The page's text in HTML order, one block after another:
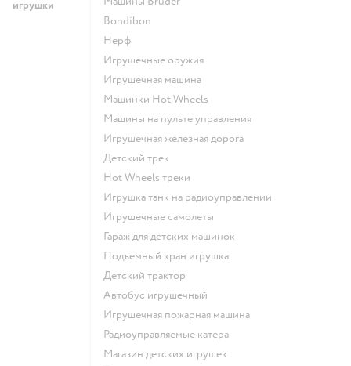
игрушки
Bondibon
Нерф
Игрушечные оружия
Игрушечная машина
Машинки Hot Wheels
Машины на пульте управления
Игрушечная железная дорога
Детский трек
Hot Wheels треки
Игрушка танк на радиоуправлении
Игрушечные самолеты
Гараж для детских машинок
Подъемный кран игрушка
Детский трактор
Автобус игрушечный
Игрушечная пожарная машина
Радиоуправляемые катера
Магазин детских игрушек